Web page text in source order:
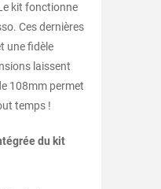
kit fonctionne
Ces dernières
une fidèle
laissent
108mm permet
temps !
du kit